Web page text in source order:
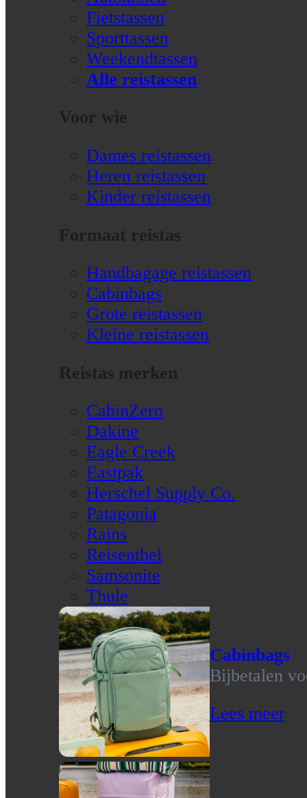
Fietstassen
Sporttassen
Weekendtassen
Alle reistassen
Voor wie
Dames reistassen
Heren reistassen
Kinder reistassen
Formaat reistas
Handbagage reistassen
Cabinbags
Grote reistassen
Kleine reistassen
Reistas merken
CabinZero
Dakine
Eagle Creek
Eastpak
Herschel Supply Co.
Patagonia
Rains
Reisenthel
Samsonite
Thule
Cabinbags
Bijbetalen
Lees meer